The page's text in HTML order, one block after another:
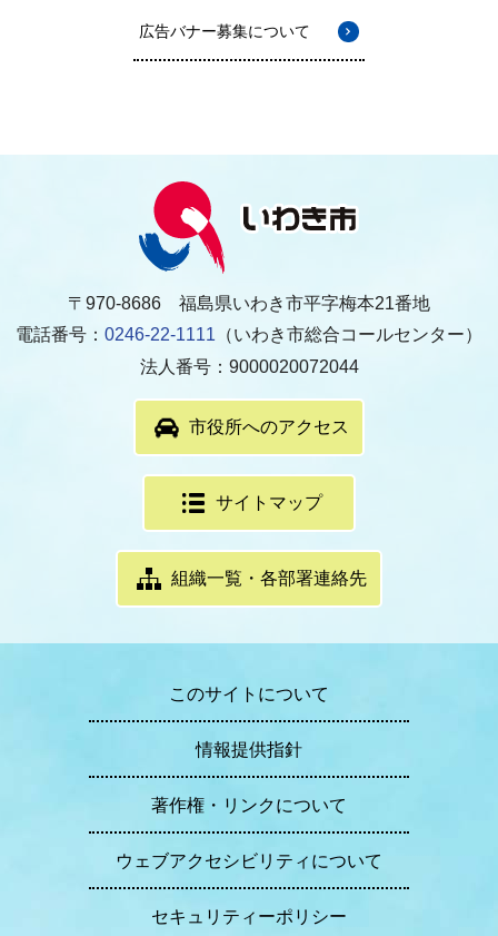
広告バナー募集について
〒970-8686 福島県いわき市平字梅本21番地
電話番号： 0246-22-1111 （いわき市総合コールセンター）
法人番号：9000020072044
市役所へのアクセス
サイトマップ
組織一覧・各部署連絡先
このサイトについて
情報提供指針
著作権・リンクについて
ウェブアクセシビリティについて
セキュリティーポリシー